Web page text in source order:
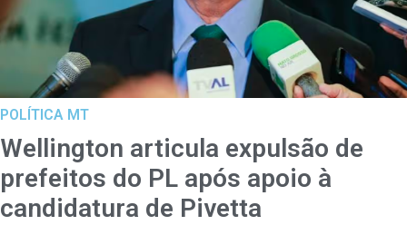
POLÍTICA MT
Wellington articula expulsão de
prefeitos do PL após apoio à
candidatura de Pivetta